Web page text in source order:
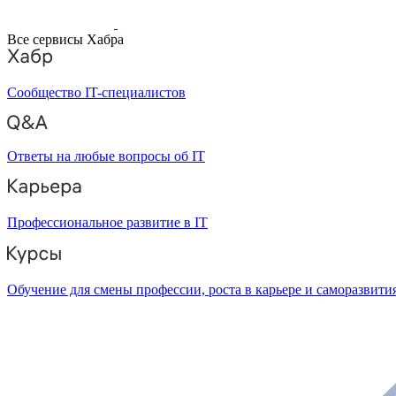
Все сервисы Хабра
Сообщество IT-специалистов
Ответы на любые вопросы об IT
Профессиональное развитие в IT
Обучение для смены профессии, роста в карьере и